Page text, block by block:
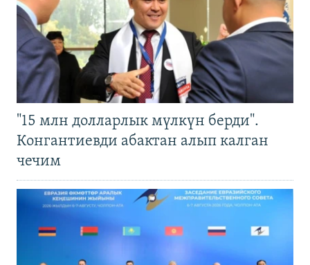
"15 млн долларлык мүлкүн берди".
Конгантиевди абактан алып калган
чечим